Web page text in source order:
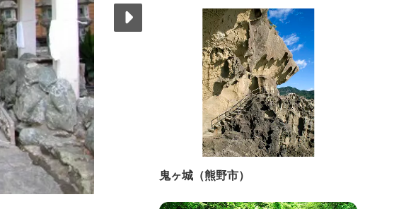
鬼ヶ城（熊野市）